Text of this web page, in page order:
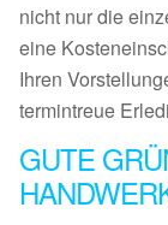
nicht nur die
eine
Ihren
termintreue
GUTE